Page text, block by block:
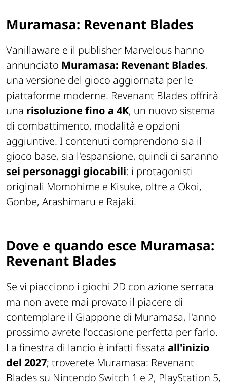
Muramasa: Revenant Blades
Vanillaware e il publisher Marvelous hanno
annunciato Muramasa: Revenant Blades,
una versione del gioco aggiornata per le
piattaforme moderne. Revenant Blades offrirà
una risoluzione fino a 4K, un nuovo sistema
di combattimento, modalità e opzioni
aggiuntive. I contenuti comprendono sia il
gioco base, sia l'espansione, quindi ci saranno
sei personaggi giocabili: i protagonisti
originali Momohime e Kisuke, oltre a Okoi,
Gonbe, Arashimaru e Rajaki.
Dove e quando esce Muramasa:
Revenant Blades
Se vi piacciono i giochi 2D con azione serrata
ma non avete mai provato il piacere di
contemplare il Giappone di Muramasa, l'anno
prossimo avrete l'occasione perfetta per farlo.
La finestra di lancio è infatti fissata all'inizio
del 2027; troverete Muramasa: Revenant
Blades su Nintendo Switch 1 e 2, PlayStation 5,